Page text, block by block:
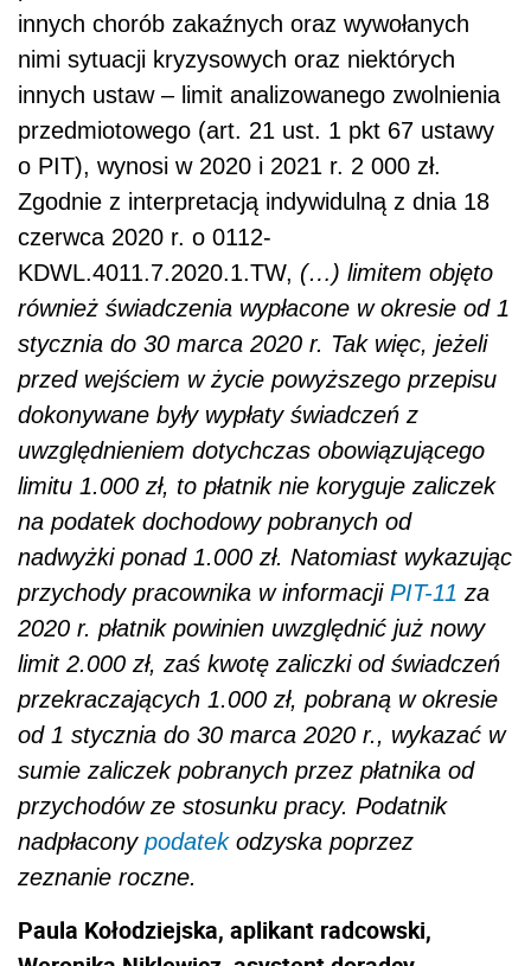
innych chorób zakaźnych oraz wywołanych
nimi sytuacji kryzysowych oraz niektórych
innych ustaw – limit analizowanego zwolnienia
przedmiotowego (art. 21 ust. 1 pkt 67 ustawy
o PIT), wynosi w 2020 i 2021 r. 2 000 zł.
Zgodnie z interpretacją indywidulną z dnia 18
czerwca 2020 r. o 0112-
KDWL.4011.7.2020.1.TW, (…) limitem objęto
również świadczenia wypłacone w okresie od 1
stycznia do 30 marca 2020 r. Tak więc, jeżeli
przed wejściem w życie powyższego przepisu
dokonywane były wypłaty świadczeń z
uwzględnieniem dotychczas obowiązującego
limitu 1.000 zł, to płatnik nie koryguje zaliczek
na podatek dochodowy pobranych od
nadwyżki ponad 1.000 zł. Natomiast wykazując
przychody pracownika w informacji PIT-11 za
2020 r. płatnik powinien uwzględnić już nowy
limit 2.000 zł, zaś kwotę zaliczki od świadczeń
przekraczających 1.000 zł, pobraną w okresie
od 1 stycznia do 30 marca 2020 r., wykazać w
sumie zaliczek pobranych przez płatnika od
przychodów ze stosunku pracy. Podatnik
nadpłacony podatekodzyska poprzez
zeznanie roczne.
Paula Kołodziejska, aplikant radcowski,